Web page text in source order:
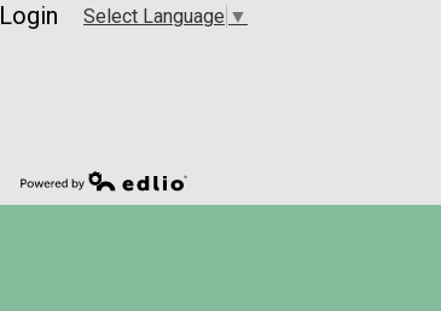
Login Select Language ▼
Powered by Edlio